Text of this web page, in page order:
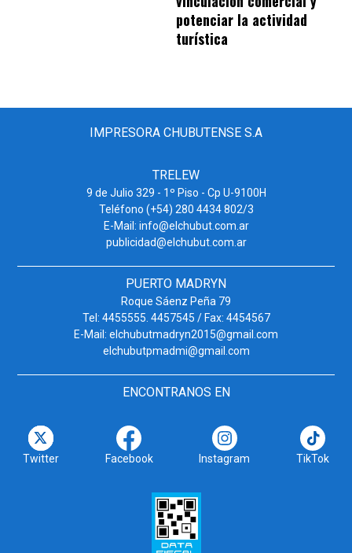
potenciar la actividad
turística
IMPRESORA CHUBUTENSE S.A
TRELEW
9 de Julio 329 - 1º Piso - Cp U-9100H
Teléfono (+54) 280 4434 802/3
E-Mail: info@elchubut.com.ar
publicidad@elchubut.com.ar
PUERTO MADRYN
Roque Sáenz Peña 79
Tel: 4455555. 4457545 / Fax: 4454567
E-Mail: elchubutmadryn2015@gmail.com
elchubutpmadmi@gmail.com
ENCONTRANOS EN
Twitter Facebook Instagram TikTok